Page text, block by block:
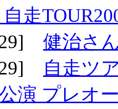
走
29] 健治さ
29]
自走ツ
演 プレオ